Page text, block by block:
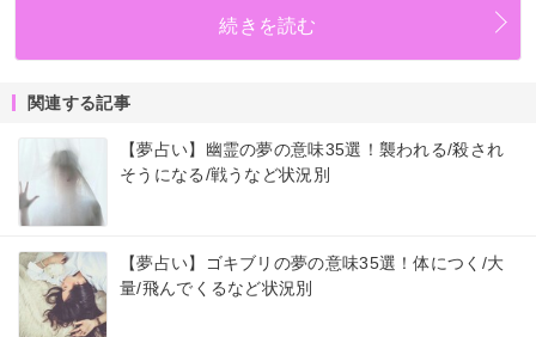
続きを読む
関連する記事
【夢占い】幽霊の夢の意味35選！襲われる/殺され
そうになる/戦うなど状況別
【夢占い】ゴキブリの夢の意味35選！体につく/大
量/飛んでくるなど状況別